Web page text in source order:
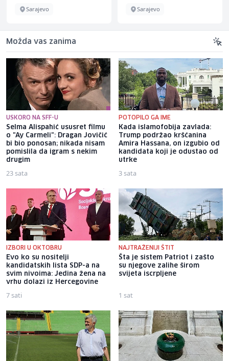
Sarajevo Sarajevo
Možda vas zanima
USKORO NA SFF-U
Selma Alispahić ususret filmu
o "Ay Carmeli": Dragan Jovičić
bi bio ponosan; nikada nisam
pomislila da igram s nekim
drugim
23 sata
POTOPILO GA IME
Kada islamofobija zavlada:
Trump podržao kršćanina
Amira Hassana, on izgubio od
kandidata koji je odustao od
utrke
3 sata
IZBORI U OKTOBRU
Evo ko su nositelji
kandidatskih lista SDP-a na
svim nivoima: Jedina žena na
vrhu dolazi iz Hercegovine
7 sati
NAJTRAŽENIJI ŠTIT
Šta je sistem Patriot i zašto
su njegove zalihe širom
svijeta iscrpljene
1 sat